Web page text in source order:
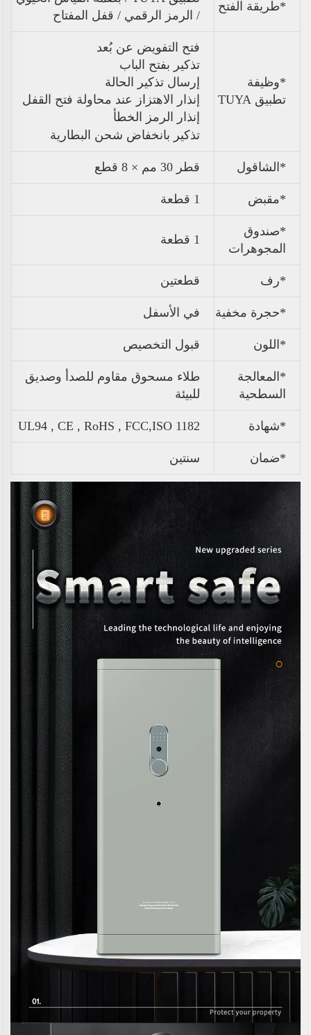
*طريقة الفتح
/ الرمز الرقمي / قفل المفتاح
*وظيفة
تطبيق TUYA
فتح التفويض عن بُعد
تذكير بفتح الباب
إرسال تذكير الحالة
إنذار الاهتزاز عند محاولة فتح القفل
إنذار الرمز الخطأ
تذكير بانخفاض شحن البطارية
*الشاقول قطر 30 مم × 8 قطع
*مقبض 1 قطعة
*صندوق
المجوهرات
1 قطعة
*رف قطعتين
*حجرة مخفية في الأسفل
*اللون قبول التخصيص
*المعالجة
السطحية
طلاء مسحوق مقاوم للصدأ وصديق
للبيئة
*شهادة UL94 , CE , RoHS , FCC,ISO 1182
*ضمان سنتين